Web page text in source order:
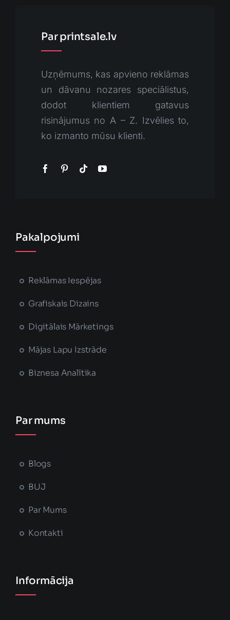
Par printsale.lv
Uzņēmums, kas apvieno reklāmas
un dāvanu nozares speciālistus,
dodot klientiem gatavus
risinājumus no A – Z. Izvēlies to,
ko izmanto mūsu klienti.
Pakalpojumi
Reklāmas Iespējas
Grafiskais Dizains
Digitālais Mārketings
Mājas Lapu Izstrāde
Biznesa Analītika
Par mums
Blogs
BUJ
Par Mums
Kontakti
Informācija